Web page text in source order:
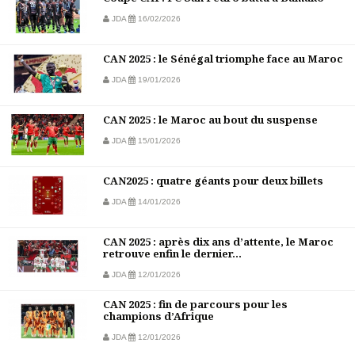
JDA 16/02/2026
CAN 2025 : le Sénégal triomphe face au Maroc
JDA 19/01/2026
CAN 2025 : le Maroc au bout du suspense
JDA 15/01/2026
CAN2025 : quatre géants pour deux billets
JDA 14/01/2026
CAN 2025 : après dix ans d’attente, le Maroc
retrouve enfin le dernier...
JDA 12/01/2026
CAN 2025 : fin de parcours pour les
champions d’Afrique
JDA 12/01/2026